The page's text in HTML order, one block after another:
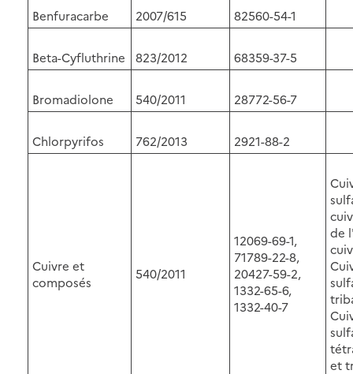
Benfuracarbe 2007/615 82560-54-1
Beta-Cyfluthrine 823/2012 68359-37-5
Bromadiolone 540/2011 28772-56-7
Chlorpyrifos 762/2013 2921-88-2
Cuivre et
composés
540/2011
12069-69-1,
71789-22-8,
20427-59-2,
1332-65-6,
1332-40-7
de
et